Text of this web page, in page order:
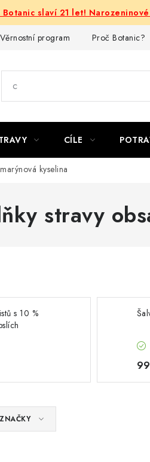
Botanic slaví 21 let!
Věrnostní program Proč Botanic?
CÍLE
kyselina
stravy
s 10 %
ZNAČKY